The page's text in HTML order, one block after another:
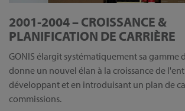
2001-2004 – CROISSANCE &
PLANIFICATION DE CARRIÈRE
GONIS élargit systématiquement sa gamme
donne un nouvel élan à la croissance de
développant et en introduisant un plan de
commissions.